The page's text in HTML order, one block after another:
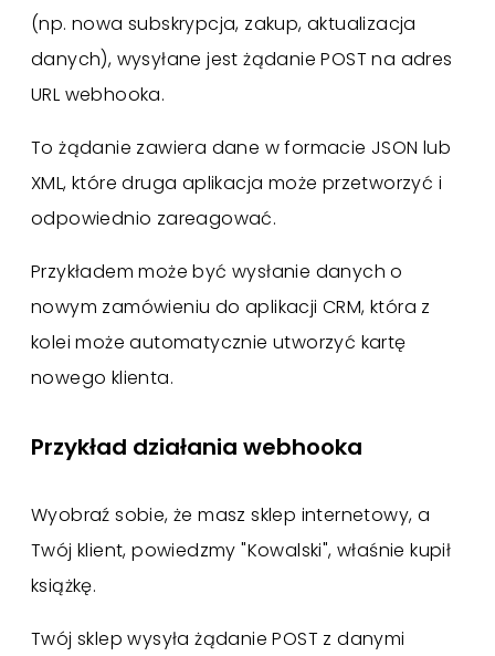
(np. nowa subskrypcja, zakup, aktualizacja
danych), wysyłane jest żądanie POST na adres
URL webhooka.
To żądanie zawiera dane w formacie JSON lub
XML, które druga aplikacja może przetworzyć i
odpowiednio zareagować.
Przykładem może być wysłanie danych o
nowym zamówieniu do aplikacji CRM, która z
kolei może automatycznie utworzyć kartę
nowego klienta.
Przykład działania webhooka
Wyobraź sobie, że masz sklep internetowy, a
Twój klient, powiedzmy "Kowalski", właśnie kupił
książkę.
Twój sklep wysyła żądanie POST z danymi